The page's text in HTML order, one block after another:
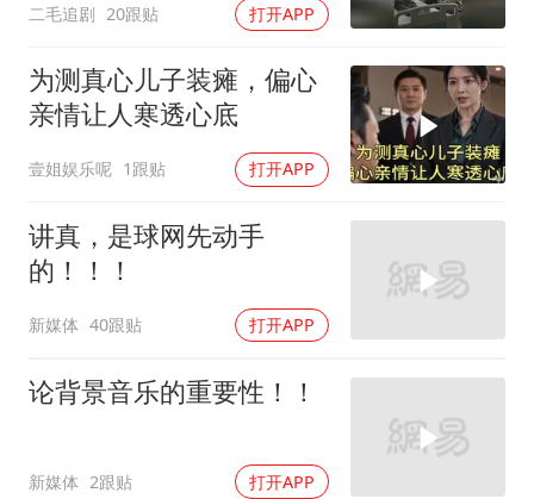
梁家辉百花奖演讲落泪
人民的健康、体质、幸福一脉相承
二毛追剧 20跟贴 打开APP
为测真心儿子装瘫，偏心
亲情让人寒透心底
壹姐娱乐呢 1跟贴 打开APP
讲真，是球网先动手
的！！！
新媒体 40跟贴 打开APP
论背景音乐的重要性！！
新媒体 2跟贴 打开APP